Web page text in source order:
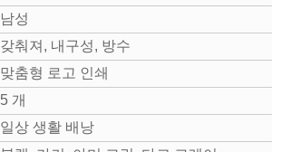
남성
갖춰져, 내구성, 방수
맞춤형 로고 인쇄
5 개
일상 생활 배낭